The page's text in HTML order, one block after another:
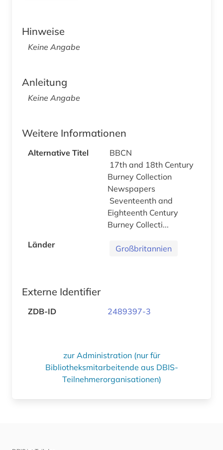
Hinweise
Keine Angabe
Anleitung
Keine Angabe
Weitere Informationen
Alternative Titel
BBCN
17th and 18th Century
Burney Collection
Newspapers
Seventeenth and
Eighteenth Century
Burney Collecti...
Länder
Großbritannien
Externe Identifier
ZDB-ID 2489397-3
zur Administration (nur für
Bibliotheksmitarbeitende aus DBIS-
Teilnehmerorganisationen)